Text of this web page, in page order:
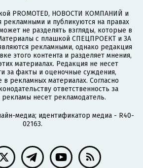
PROMOTED, НОВОСТИ КОМПАНИЙ и
и публикуются на правах
не разделять взгляды, которые в
с плашкой СПЕЦПРОЕКТ и ЗА
рекламными, однако редакция
этого контента и разделяет мнения,
материалах. Редакция не несет
за факты и оценочные суждения,
рекламных материалах. Согласно
ответственность за
несет рекламодатель.
медиа; идентификатор медиа - R40-
02163.